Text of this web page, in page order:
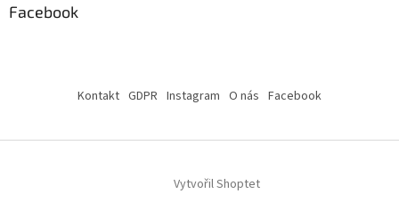
Facebook
Kontakt GDPR Instagram O nás Facebook
Vytvořil Shoptet